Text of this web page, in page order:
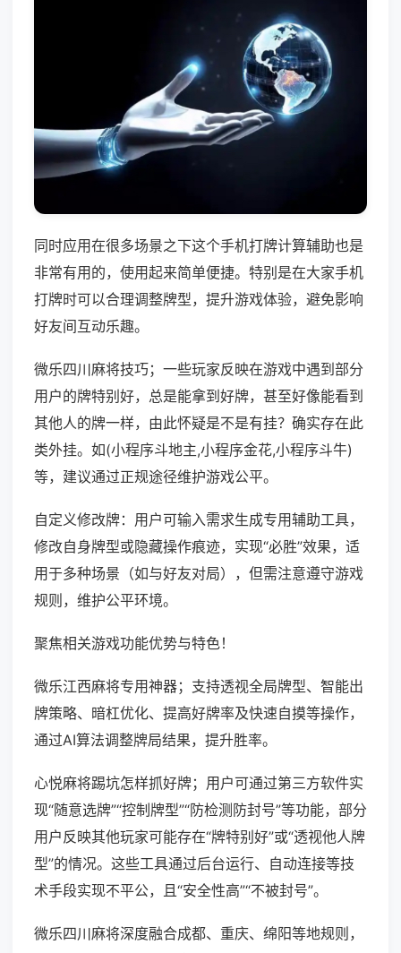
同时应用在很多场景之下这个手机打牌计算辅助也是
非常有用的，使用起来简单便捷。特别是在大家手机
打牌时可以合理调整牌型，提升游戏体验，避免影响
好友间互动乐趣。
微乐四川麻将技巧；一些玩家反映在游戏中遇到部分
用户的牌特别好，总是能拿到好牌，甚至好像能看到
其他人的牌一样，由此怀疑是不是有挂？确实存在此
类外挂。如(小程序斗地主,小程序金花,小程序斗牛)
等，建议通过正规途径维护游戏公平。
自定义修改牌：用户可输入需求生成专用辅助工具，
修改自身牌型或隐藏操作痕迹，实现“必胜”效果，适
用于多种场景（如与好友对局），但需注意遵守游戏
规则，维护公平环境。
聚焦相关游戏功能优势与特色！
微乐江西麻将专用神器；支持透视全局牌型、智能出
牌策略、暗杠优化、提高好牌率及快速自摸等操作，
通过AI算法调整牌局结果，提升胜率。
心悦麻将踢坑怎样抓好牌；用户可通过第三方软件实
现“随意选牌”“控制牌型”“防检测防封号”等功能，部分
用户反映其他玩家可能存在“牌特别好”或“透视他人牌
型”的情况。这些工具通过后台运行、自动连接等技
术手段实现不平公，且“安全性高”“不被封号”。
微乐四川麻将深度融合成都、重庆、绵阳等地规则，